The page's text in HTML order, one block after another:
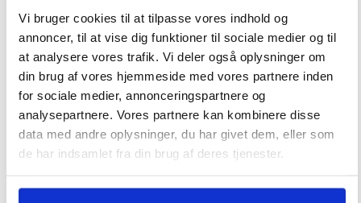
Vi bruger cookies til at tilpasse vores indhold og
annoncer, til at vise dig funktioner til sociale medier og til
at analysere vores trafik. Vi deler også oplysninger om
din brug af vores hjemmeside med vores partnere inden
for sociale medier, annonceringspartnere og
analysepartnere. Vores partnere kan kombinere disse
data med andre oplysninger, du har givet dem, eller som
de har indsamlet fra din brug af deres tjenester.
349kr.
Relaterede varer